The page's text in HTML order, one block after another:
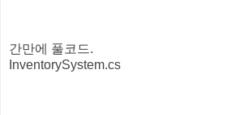
간만에 풀코드.
InventorySystem.cs